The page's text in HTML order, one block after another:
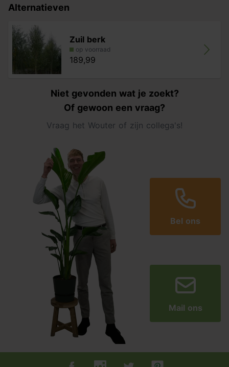
Alternatieven
Zuil berk
op voorraad
189,99
Niet gevonden wat je zoekt?
Of gewoon een vraag?
Vraag het Wouter of zijn collega's!
Bel ons
Mail ons